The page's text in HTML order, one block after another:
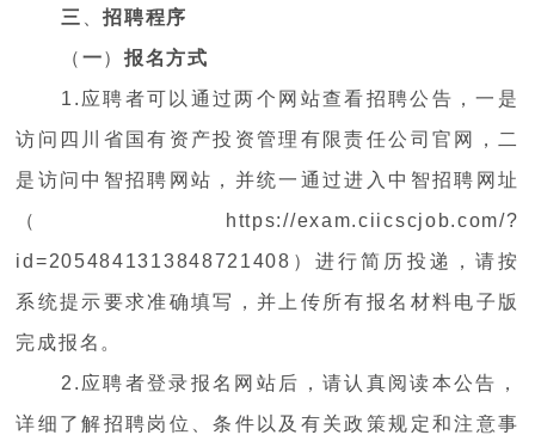
三 、招聘程序
（ 一） 报名方式
1.应聘者可以通过两个网站查看招聘公告，一是
访问四川省国有资产投资管理有限责任公司官网，二
是访问中智招聘网站，并统一通过进入中智招聘网址
（https://exam.ciicscjob.com/?
id=2054841313848721408）进行简历投递，请按
系统提示要求准确填写，并上传所有报名材料电子版
完成报名。
2.应聘者登录报名网站后，请认真阅读本公告，
详细了解招聘岗位、条件以及有关政策规定和注意事